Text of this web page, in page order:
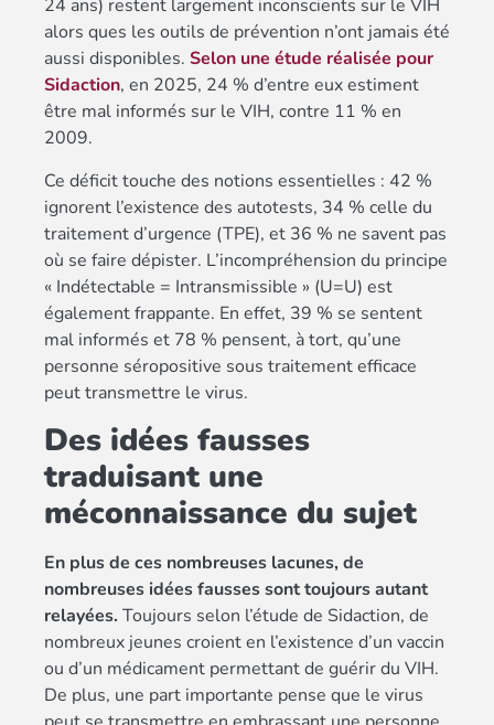
24 ans) restent largement inconscients sur le VIH
alors ques les outils de prévention n’ont jamais été
aussi disponibles. Selon une étude réalisée pour
Sidaction, en 2025, 24 % d’entre eux estiment
être mal informés sur le VIH, contre 11 % en
2009.
Ce déficit touche des notions essentielles : 42 %
ignorent l’existence des autotests, 34 % celle du
traitement d’urgence (TPE), et 36 % ne savent pas
où se faire dépister. L’incompréhension du principe
« Indétectable = Intransmissible » (U=U) est
également frappante. En effet, 39 % se sentent
mal informés et 78 % pensent, à tort, qu’une
personne séropositive sous traitement efficace
peut transmettre le virus.
Des idées fausses
traduisant une
méconnaissance du sujet
En plus de ces nombreuses lacunes, de
nombreuses idées fausses sont toujours autant
relayées. Toujours selon l’étude de Sidaction, de
nombreux jeunes croient en l’existence d’un vaccin
ou d’un médicament permettant de guérir du VIH.
De plus, une part importante pense que le virus